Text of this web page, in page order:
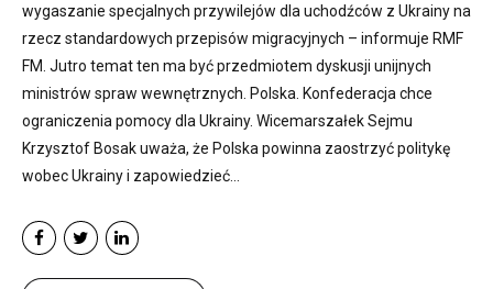
wygaszanie specjalnych przywilejów dla uchodźców z Ukrainy na
rzecz standardowych przepisów migracyjnych – informuje RMF
FM. Jutro temat ten ma być przedmiotem dyskusji unijnych
ministrów spraw wewnętrznych. Polska. Konfederacja chce
ograniczenia pomocy dla Ukrainy. Wicemarszałek Sejmu
Krzysztof Bosak uważa, że Polska powinna zaostrzyć politykę
wobec Ukrainy i zapowiedzieć...